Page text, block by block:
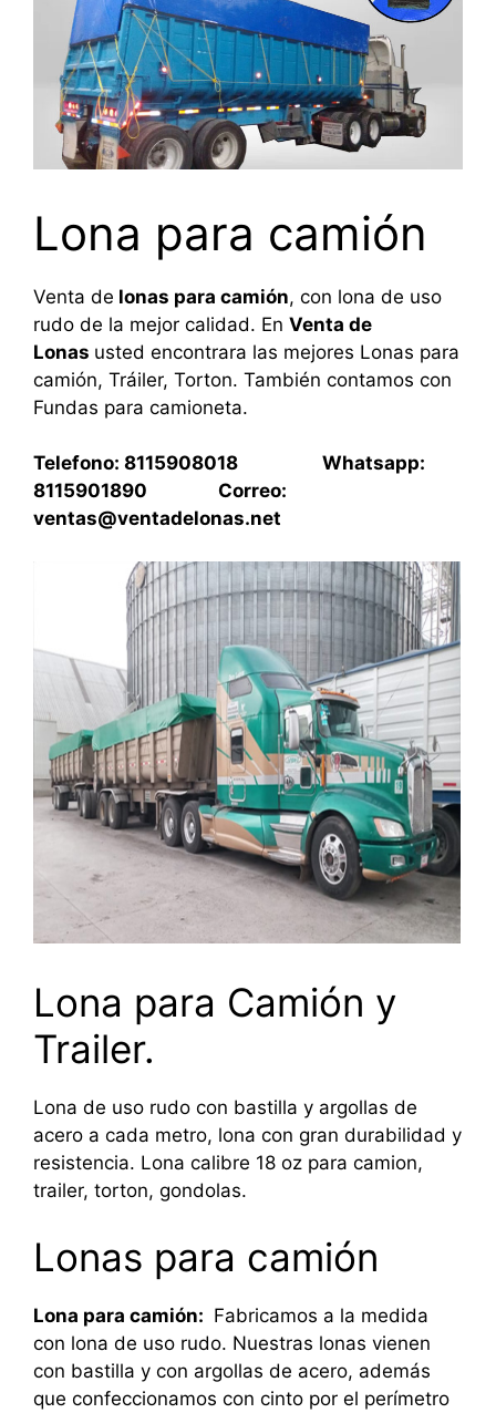
Lona para camión
Venta de lonas para camión, con lona de uso
rudo de la mejor calidad. En Venta de
Lonas usted encontrara las mejores Lonas para
camión, Tráiler, Torton. También contamos con
Fundas para camioneta.
Telefono: 8115908018 Whatsapp:
8115901890 Correo:
ventas@ventadelonas.net
Lona para Camión y
Trailer.
Lona de uso rudo con bastilla y argollas de
acero a cada metro, lona con gran durabilidad y
resistencia. Lona calibre 18 oz para camion,
trailer, torton, gondolas.
Lonas para camión
Lona para camión: Fabricamos a la medida
con lona de uso rudo. Nuestras lonas vienen
con bastilla y con argollas de acero, además
que confeccionamos con cinto por el perímetro